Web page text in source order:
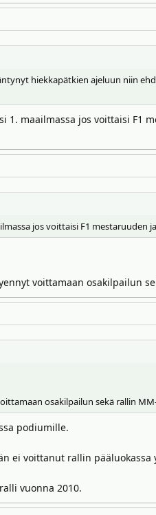
hiekkapätkien ajeluun niin
1. maailmassa jos voittaisi F1
jos voittaisi F1
voittamaan osakilpailun
osakilpailun sekä rallin MM-
podiumille.
ei voittanut rallin
vuonna 2010.